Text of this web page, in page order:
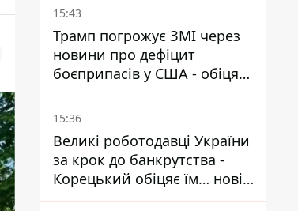
15:43
Трамп погрожує ЗМІ через
новини про дефіцит
боєприпасів у США - обіцяє
знайти і ув’язнити всіх
15:36
Великі роботодавці України
за крок до банкрутства -
Корецький обіцяє їм… нові
склади